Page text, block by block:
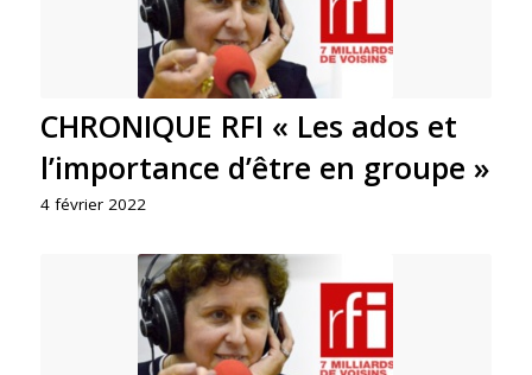
CHRONIQUE RFI « Les ados et
l’importance d’être en groupe »
4 février 2022